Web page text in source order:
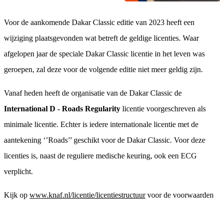
Voor de aankomende Dakar Classic editie van 2023 heeft een
wijziging plaatsgevonden wat betreft de geldige licenties. Waar
afgelopen jaar de speciale Dakar Classic licentie in het leven was
geroepen, zal deze voor de volgende editie niet meer geldig zijn.
Vanaf heden heeft de organisatie van de Dakar Classic de
International D - Roads Regularity licentie voorgeschreven als
minimale licentie. Echter is iedere internationale licentie met de
aantekening ‘’Roads’’ geschikt voor de Dakar Classic. Voor deze
licenties is, naast de reguliere medische keuring, ook een ECG
verplicht.
Kijk op www.knaf.nl/licentie/licentiestructuurvoor de voorwaarden